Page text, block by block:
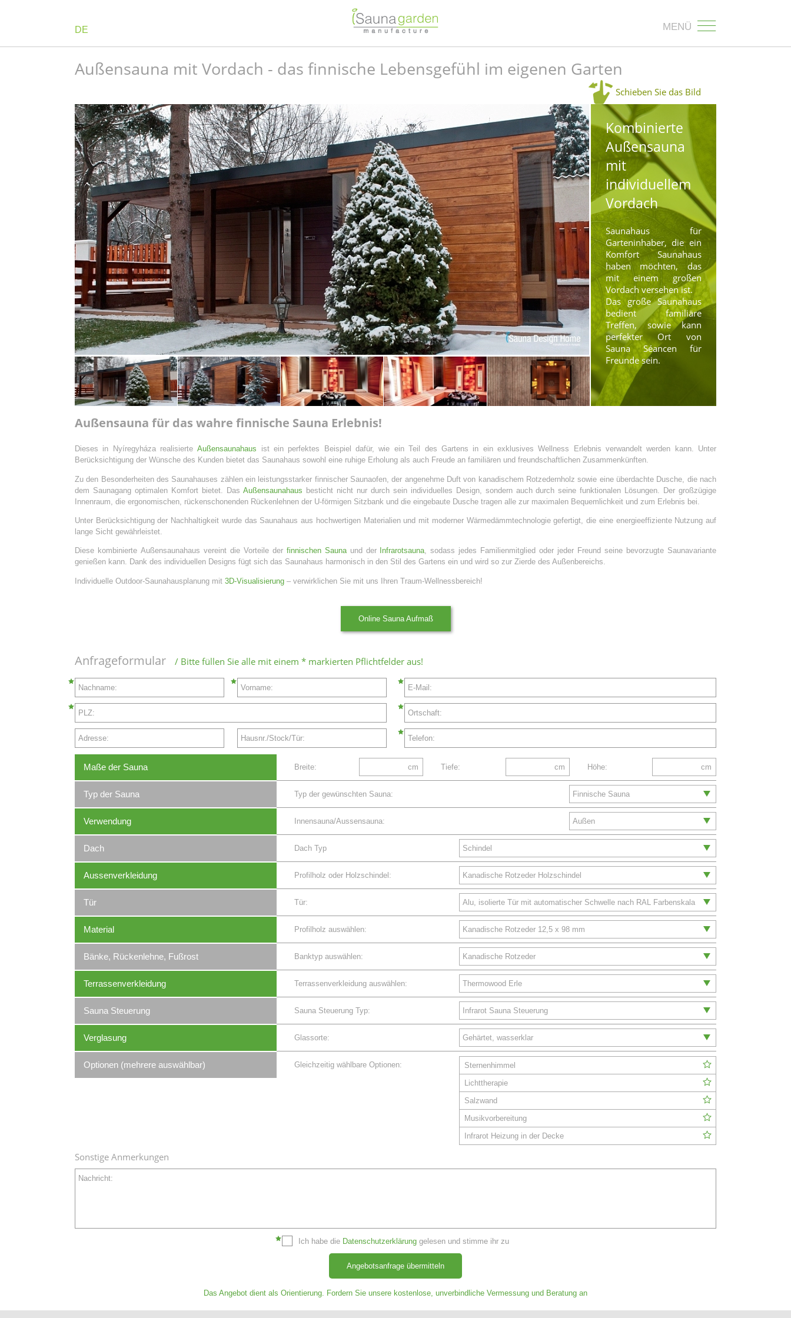
DE MENÜ
Außensauna mit Vordach - das finnische Lebensgefühl im eigenen Garten
Schieben Sie das Bild
Kombinierte
Außensauna
mit
individuellem
Vordach
Saunahaus für
Garteninhaber, die ein
Komfort Saunahaus
haben möchten, das
mit einem großen
Vordach versehen ist.
Das große Saunahaus
bedient familiäre
Treffen, sowie kann
perfekter Ort von
Sauna Séancen für
Freunde sein.
Außensauna für das wahre finnische Sauna Erlebnis!
Dieses in Nyíregyháza realisierteAußensaunahaus ist ein perfektes Beispiel dafür, wie ein Teil des Gartens in ein exklusives Wellness Erlebnis verwandelt werden kann. Unter
Berücksichtigung der Wünsche des Kunden bietet das Saunahaus sowohl eine ruhige Erholung als auch Freude an familiären und freundschaftlichen Zusammenkünften.
Zu den Besonderheiten des Saunahauses zählen ein leistungsstarker finnischer Saunaofen, der angenehme Duft von kanadischem Rotzedernholz sowie eine überdachte Dusche, die nach
dem Saunagang optimalen Komfort bietet. DasAußensaunahaus besticht nicht nur durch sein individuelles Design, sondern auch durch seine funktionalen Lösungen. Der großzügige
Innenraum, die ergonomischen, rückenschonenden Rückenlehnen der U-förmigen Sitzbank und die eingebaute Dusche tragen alle zur maximalen Bequemlichkeit und zum Erlebnis bei.
Unter Berücksichtigung der Nachhaltigkeit wurde das Saunahaus aus hochwertigen Materialien und mit moderner Wärmedämmtechnologie gefertigt, die eine energieeffiziente Nutzung auf
lange Sicht gewährleistet.
Diese kombinierte Außensaunahaus vereint die Vorteile der finnischen Saunaund der Infrarotsauna, sodass jedes Familienmitglied oder jeder Freund seine bevorzugte Saunavariante
genießen kann. Dank des individuellen Designs fügt sich das Saunahaus harmonisch in den Stil des Gartens ein und wird so zur Zierde des Außenbereichs.
Individuelle Outdoor-Saunahausplanung mit 3D-Visualisierung – verwirklichen Sie mit uns Ihren Traum-Wellnessbereich!
Online Sauna Aufmaß
Anfrageformular / Bitte füllen Sie alle mit einem * markierten Pflichtfelder aus!
Nachname: Vorname:
PLZ:
Adresse: Hausnr./Stock/Tür:
E-Mail:
Ortschaft:
Telefon:
Maße der Sauna Breite: cm Tiefe: cm Höhe: cm
Typ der Sauna Typ der gewünschten Sauna:
Verwendung Innensauna/Aussensauna:
Dach Dach Typ
Aussenverkleidung Profilholz oder Holzschindel:
Tür Tür:
Material Profilholz auswählen:
Bänke, Rückenlehne, Fußrost Banktyp auswählen:
Terrassenverkleidung Terrassenverkleidung auswählen:
Sauna Steuerung Sauna Steuerung Typ:
Verglasung Glassorte:
Optionen (mehrere auswählbar) Gleichzeitig wählbare Optionen:
Sternenhimmel
Lichttherapie
Salzwand
Musikvorbereitung
Infrarot Heizung in der Decke
Sonstige Anmerkungen
Nachricht:
Ich habe die Datenschutzerklärung gelesen und stimme ihr zu
Angebotsanfrage übermitteln
Das Angebot dient als Orientierung. Fordern Sie unsere kostenlose, unverbindliche Vermessung und Beratung an